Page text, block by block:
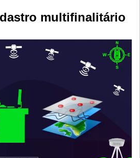
multifinalitário